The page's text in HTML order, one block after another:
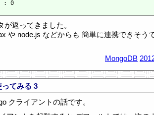
: 0
が返ってきました。
や node.js などからも 簡単に連携できそう
MongoDB
てみる 3
クライアントの話です。